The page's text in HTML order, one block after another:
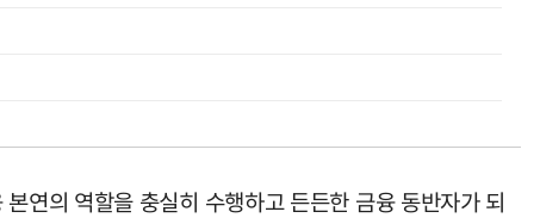
연의 역할을 충실히 수행하고 든든한 금융 동반자가 되